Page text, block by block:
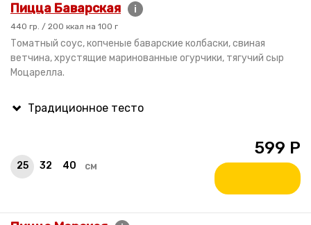
Пицца Баварская i
440 гр. / 200 ккал на 100 г
Томатный соус, копченые баварские колбаски, свиная
ветчина, хрустящие маринованные огурчики, тягучий сыр
Моцарелла.
25 32 40 см
599 Р